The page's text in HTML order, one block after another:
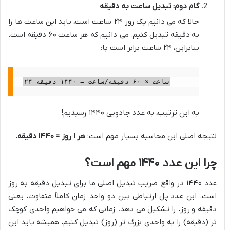
گام دوم: تبدیل ساعت به دقیقه
حالا که می دانیم یک روز ۲۴ ساعت است، باید این ساعت ها را
به دقیقه تبدیل کنیم. می دانیم که هر ساعت ۶۰ دقیقه است.
بنابراین، ۲۴ ساعت برابر است با:
۲۴ ساعت × ۶۰ دقیقه/ساعت = ۱۴۴۰ دقیقه
به این ترتیب، به عدد جادویی ۱۴۴۰ رسیدیم!
نتیجه اصلی این محاسبه بسیار مهم است: هر ۱ روز = ۱۴۴۰ دقیقه.
چرا این عدد ۱۴۴۰ مهم است؟
عدد ۱۴۴۰ در واقع ضریب تبدیل اصلی ما برای تبدیل دقیقه به روز
است. این عدد پل ارتباطی بین دو واحد زمان کاملاً متفاوت، یعنی
دقیقه و روز، را تشکیل می دهد. زمانی که می خواهیم واحدی کوچک
تر (دقیقه) را به واحدی بزرگ تر (روز) تبدیل کنیم، همیشه باید این